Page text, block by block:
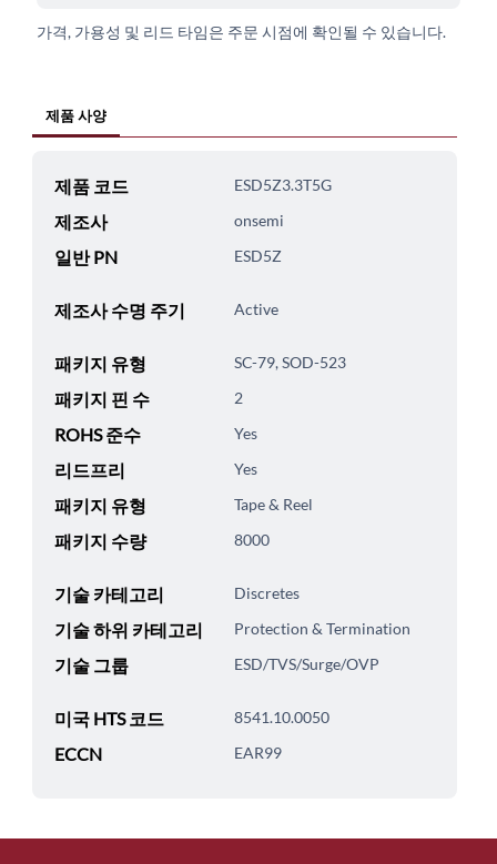
가격, 가용성 및 리드 타임은 주문 시점에 확인될 수 있습니다.
제품 사양
제품 코드 ESD5Z3.3T5G
제조사 onsemi
일반 PN ESD5Z
제조사 수명 주기 Active
패키지 유형 SC-79, SOD-523
패키지 핀 수 2
ROHS 준수 Yes
리드프리 Yes
패키지 유형 Tape & Reel
패키지 수량 8000
기술 카테고리 Discretes
기술 하위 카테고리 Protection & Termination
기술 그룹 ESD/TVS/Surge/OVP
미국 HTS 코드 8541.10.0050
ECCN EAR99